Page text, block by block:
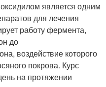
является одним
для лечения
работу фермента,
до
воздействие которого
покрова. Курс
на протяжении